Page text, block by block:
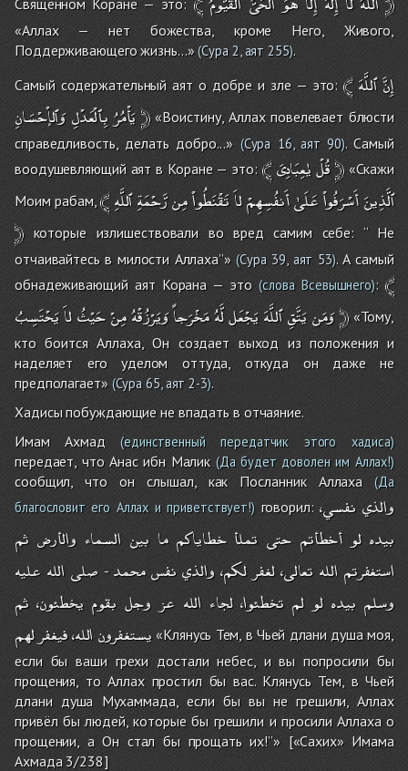
«Аллах — нет божества, кроме Него, Живого,
Поддерживающего жизнь...»(Сура 2, аят 255).
Самый содержательный аят о добре и зле — это:﴾ إِنَّٱللَّهَ
يَأْمُرُبِٱلْعَدْلِوَٱلإْحْسَانِ ﴿«Воистину, Аллах повелевает блюсти
справедливость, делать добро...» (Сура 16, аят 90). Самый
воодушевляющий аят в Коране — это: ﴾ قُلْيٰعِبَادِىَ ﴿«Скажи
Моим рабам,﴾ ٱلَّذِينَأَسْرَفُواْعَلَىٰأَنفُسِهِمْلاَتَقْنَطُواْمِنرَّحْمَةِٱللَّهِ
﴿которые излишествовали во вред самим себе: ‘‘ Не
отчаивайтесь в милости Аллаха’’»(Сура 39, аят 53). А самый
обнадеживающий аят Корана — это (слова Всевышнего):﴾
وَمَنيَتَّقِٱللَّهَيَجْعَللَّهُمَخْرَجاًوَيَرْزُقْهُمِنْحَيْثُلاَيَحْتَسِبُ ﴿«Тому,
кто боится Аллаха, Он создает выход из положения и
наделяет его уделом оттуда, откуда он даже не
предполагает»(Сура 65, аят 2-3).
Хадисы побуждающие не впадать в отчаяние.
Имам Ахмад (единственный передатчик этого хадиса)
передает, что Анас ибн Малик (Да будет доволен им Аллах!)
сообщил, что он слышал, как Посланник Аллаха (Да
благословит его Аллах и приветствует!) говорил: ،والذينفسي
بيده لو أخطأتم حتى تملأ خطاياكم ما بين السماء والأرض ثم
استغفرتماللهتعالى،لغفرلكم،والذينفسمحمد -صلىالله عليه
وسلم بيده لو لم تخطئوا، لجاء الله عز وجل بقوم يخطئون، ثم
يستغفرونالله،فيغفرلهم
«Клянусь Тем, в Чьей длани душа моя,
если бы ваши грехи достали небес, и вы попросили бы
прощения, то Аллах простил бы вас. Клянусь Тем, в Чьей
длани душа Мухаммада, если бы вы не грешили, Аллах
привёл бы людей, которые бы грешили и просили Аллаха о
прощении, а Он стал бы прощать их!”» [«Сахих» Имама
Ахмада 3/238]